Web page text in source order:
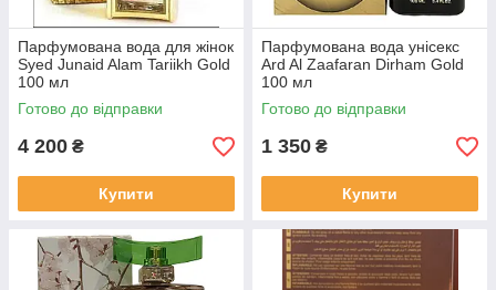
Парфумована вода для жінок
Syed Junaid Alam Tariikh Gold
100 мл
Готово до відправки
4 200 ₴
Купити
Парфумована вода унісекс
Ard Al Zaafaran Dirham Gold
100 мл
Готово до відправки
1 350 ₴
Купити